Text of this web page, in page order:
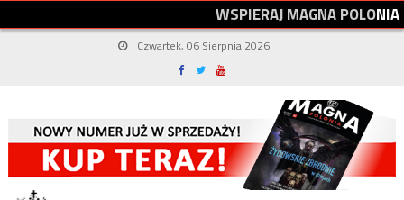
WSPIERAJMAGNAPOLONIA
Czwartek, 06 Sierpnia 2026